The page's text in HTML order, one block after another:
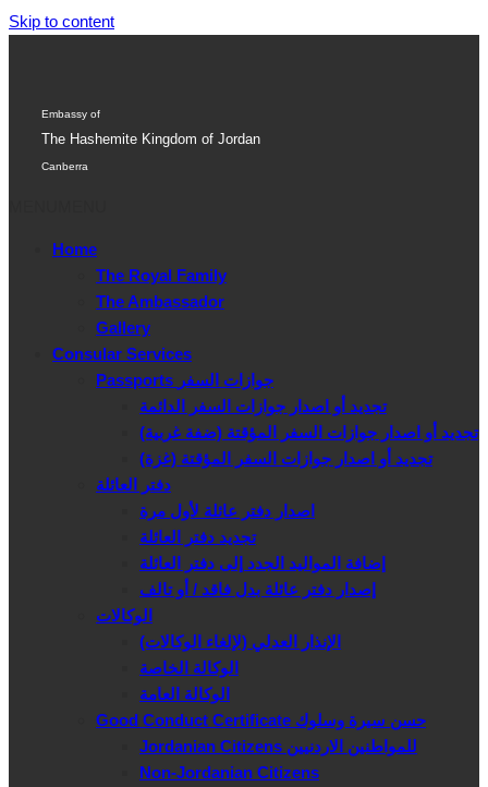
Skip to content
Embassy of
The Hashemite Kingdom of Jordan
Canberra
Home
The Royal Family
The Ambassador
Gallery
Consular Services
Passports جوازات السفر
تجديد أو اصدار جوازات السفر الدائمة
تجديد أو اصدار جوازات السفر المؤقتة (ضفة غربية)
تجديد أو اصدار جوازات السفر المؤقتة (غزة)
دفتر العائلة
اصدار دفتر عائلة لأول مرة
تجديد دفتر العائلة
إضافة المواليد الجدد إلى دفتر العائلة
إصدار دفتر عائلة بدل فاقد / أو تالف
الوكالات
الإنذار العدلي (لإلغاء الوكالات)
الوكالة الخاصة
الوكالة العامة
Good Conduct Certificate حسن سيرة وسلوك
Jordanian Citizens للمواطنين الاردنيين
Non-Jordanian Citizens